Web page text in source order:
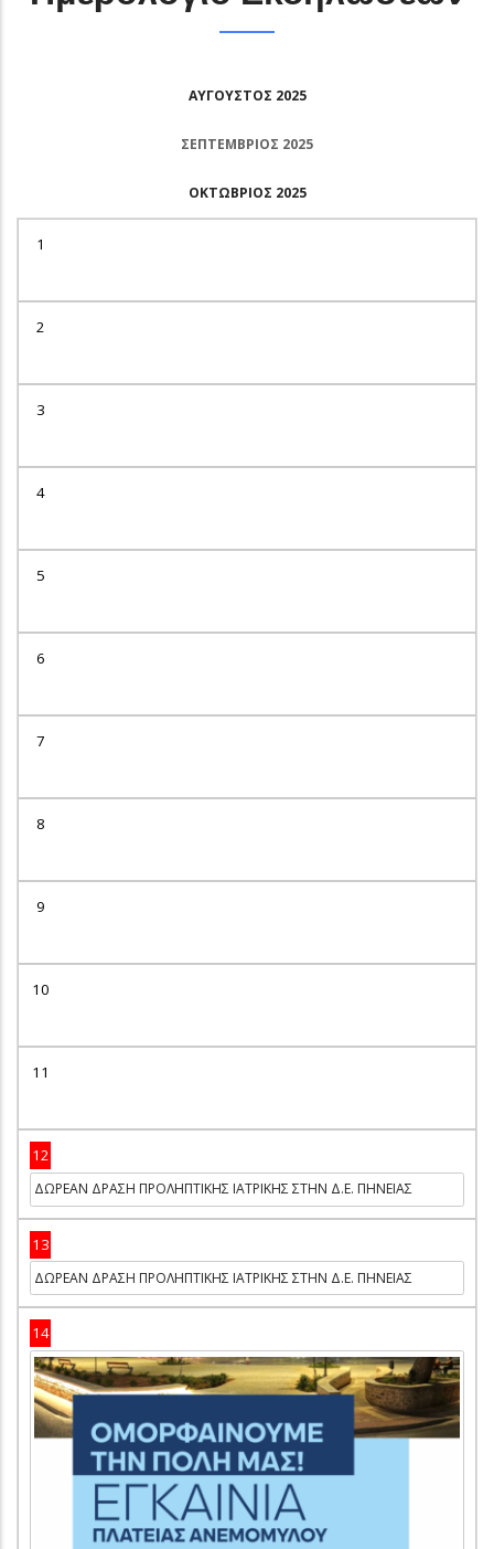
ΑΎΓΟΥΣΤΟΣ 2025
ΣΕΠΤΈΜΒΡΙΟΣ 2025
ΟΚΤΏΒΡΙΟΣ 2025
1
2
3
4
5
6
7
8
9
10
11
12
ΔΩΡΕΑΝ ΔΡΑΣΗ ΠΡΟΛΗΠΤΙΚΗΣ ΙΑΤΡΙΚΗΣ ΣΤΗΝ Δ.Ε. ΠΗΝΕΙΑΣ
13
ΔΩΡΕΑΝ ΔΡΑΣΗ ΠΡΟΛΗΠΤΙΚΗΣ ΙΑΤΡΙΚΗΣ ΣΤΗΝ Δ.Ε. ΠΗΝΕΙΑΣ
14